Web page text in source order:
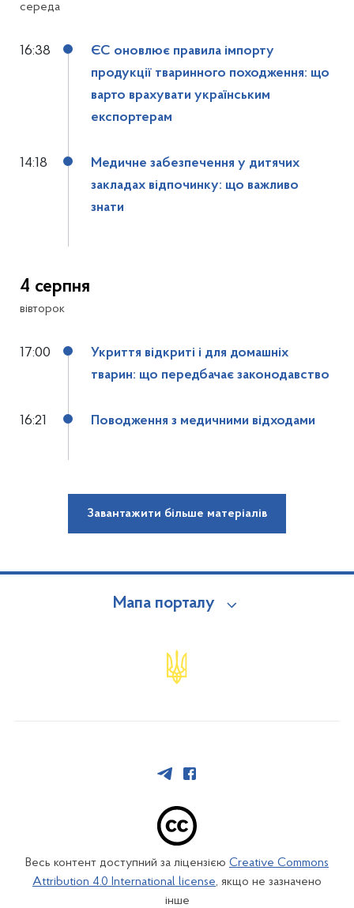
середа
16:38
ЄС оновлює правила імпорту
продукції тваринного походження: що
варто врахувати українським
експортерам
14:18
Медичне забезпечення у дитячих
закладах відпочинку: що важливо
знати
4 серпня
вівторок
17:00
Укриття відкриті і для домашніх
тварин: що передбачає законодавство
16:21 Поводження з медичними відходами
Завантажити більше матеріалів
Мапа порталу
Весь контент доступний за ліцензією Creative Commons
Attribution 4.0 International license, якщо не зазначено
інше